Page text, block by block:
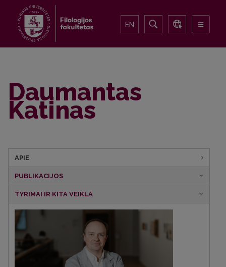
EN
Daumantas
Katinas
APIE
PUBLIKACIJOS
TYRIMAI IR KITA VEIKLA